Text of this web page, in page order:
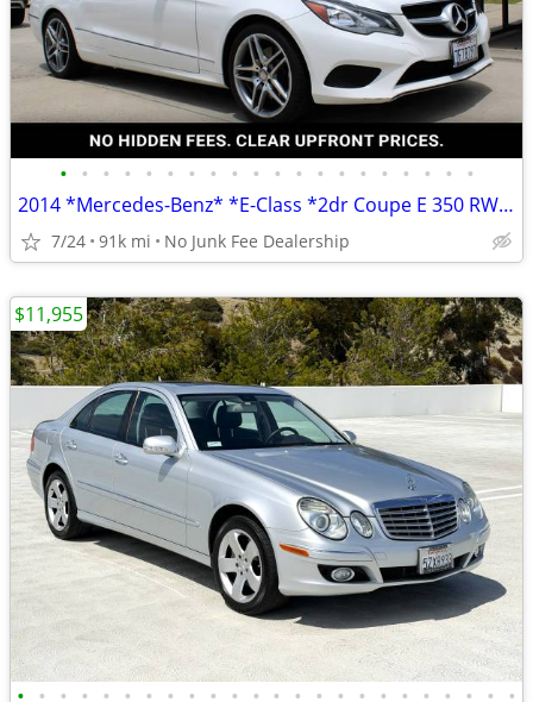
• • • • • • • • • • • • • • • • • • • •
2014 *Mercedes-Benz* *E-Class *2dr Coupe E 350 RWD* Pol
7/24 91k mi No Junk Fee Dealership
• • • • • • • • • • • • • • • • • • • • • • • •
$11,955